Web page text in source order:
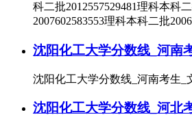
科二批2012557529481理科本科
2007602583553理科本科二批
沈阳化工大学分数线_河南
沈阳化工大学分数线_河南考生_
沈阳化工大学分数线_河北